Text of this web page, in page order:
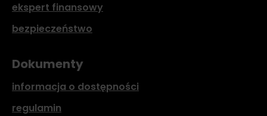
ekspert finansowy
bezpieczeństwo
Dokumenty
informacja o dostępności
regulamin